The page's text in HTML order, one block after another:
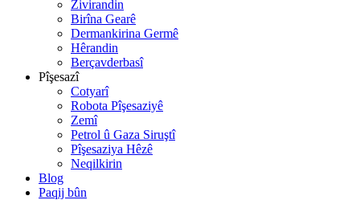
Zivirandin
Birîna Gearê
Dermankirina Germê
Hêrandin
Berçavderbasî
Pîşesazî
Cotyarî
Robota Pîşesaziyê
Zemî
Petrol û Gaza Siruştî
Pîşesaziya Hêzê
Neqilkirin
Blog
Paqij bûn